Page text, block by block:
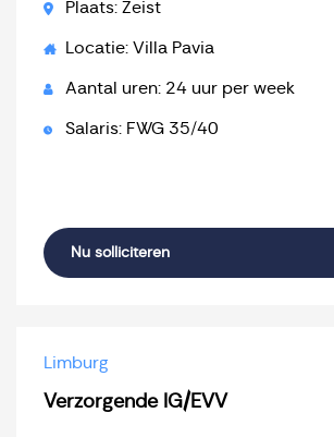
Plaats: Zeist
Locatie: Villa Pavia
Aantal uren: 24 uur per week
Salaris: FWG 35/40
Nu solliciteren
Limburg
Verzorgende IG/EVV